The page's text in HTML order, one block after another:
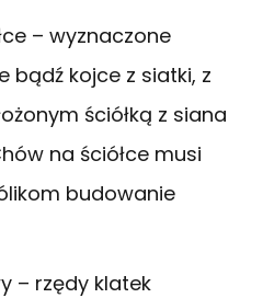
– wyznaczone
bądź kojce z siatki, z
ściółką z siana
na ściółce musi
budowanie
– rzędy klatek